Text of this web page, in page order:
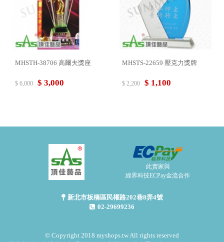
MHSTH-38706 高爾夫獎座
$ 6,000 $ 3,000
MHSTS-22659 壓克力獎牌
$ 2,200 $ 1,100
此賣家與
綠界科技ECPay金流合作
新北市板橋區民權路202巷8弄4號
02-29699236
© Copyright 2018 myshops.tw All rights reserved